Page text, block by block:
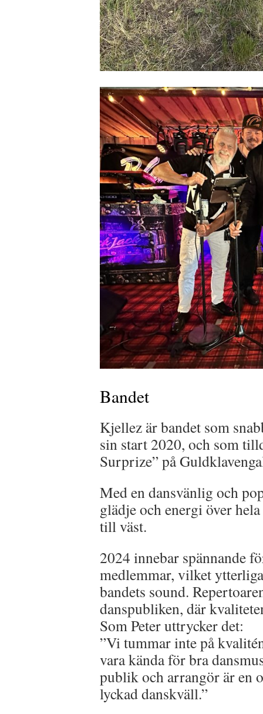
Bandet
Kjellez är bandet som
sin start 2020, och som
Surprize” på
Med en dansvänlig och
glädje och energi över
till väst.
2024 innebar spännande
medlemmar, vilket
bandets sound.
danspubliken, där
Som Peter uttrycker det:
”Vi tummar inte på
vara kända för bra
publik och arrangör är en
lyckad danskväll.”